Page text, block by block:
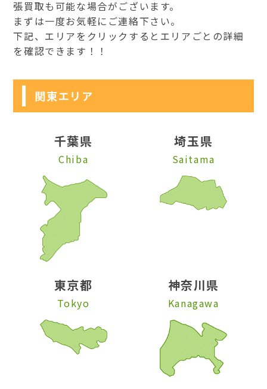
張買取も可能な場合がございます。
まずは一度お気軽にご連絡下さい。
下記、エリアをクリックするとエリアごとの詳細
を確認できます！！
関東エリア
千葉県
Chiba
埼玉県
Saitama
東京都
Tokyo
神奈川県
Kanagawa